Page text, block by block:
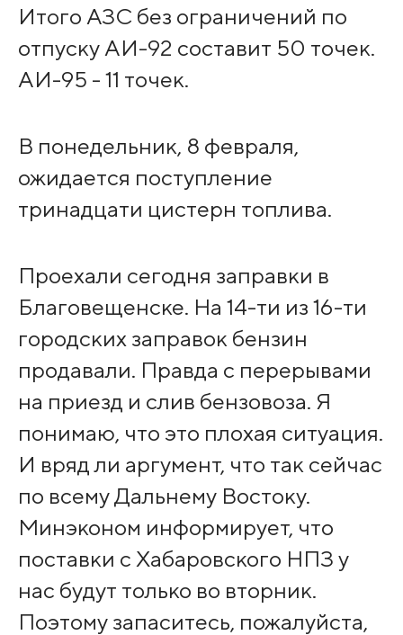
Итого АЗС без ограничений по
отпуску АИ-92 составит 50 точек.
АИ-95 - 11 точек.
В понедельник, 8 февраля,
ожидается поступление
тринадцати цистерн топлива.
Проехали сегодня заправки в
Благовещенске. На 14-ти из 16-ти
городских заправок бензин
продавали. Правда с перерывами
на приезд и слив бензовоза. Я
понимаю, что это плохая ситуация.
И вряд ли аргумент, что так сейчас
по всему Дальнему Востоку.
Минэконом информирует, что
поставки с Хабаровского НПЗ у
нас будут только во вторник.
Поэтому запаситесь, пожалуйста,